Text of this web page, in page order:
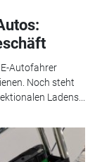
Autofahrer
Noch steht
Ladens...